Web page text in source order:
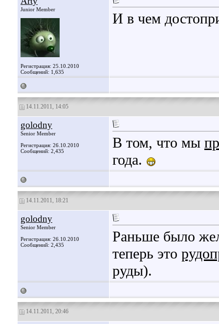
Junior Member
Регистрация: 25.10.2010
Сообщений: 1,635
И в чем
14.11.2011, 14:05
golodny
Senior Member
Регистрация: 26.10.2010
Сообщений: 2,435
В том, что мы
года.
14.11.2011, 18:21
golodny
Senior Member
Регистрация: 26.10.2010
Сообщений: 2,435
Раньше было
теперь это
руды).
14.11.2011, 20:46